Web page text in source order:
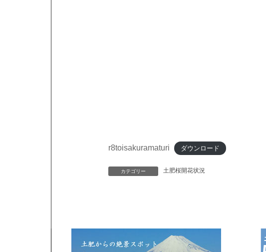
r8toisakuramaturi ダウンロード
カテゴリー 土肥桜開花状況